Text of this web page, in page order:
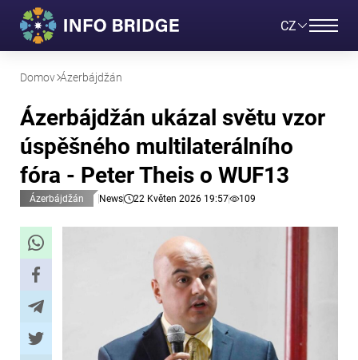
CZ
Domov Ázerbájdžán
Ázerbájdžán ukázal světu vzor
úspěšného multilaterálního
fóra - Peter Theis o WUF13
Ázerbájdžán News 22 Květen 2026 19:57 109